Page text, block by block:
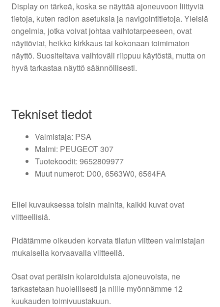
Display on tärkeä, koska se näyttää ajoneuvoon liittyviä
tietoja, kuten radion asetuksia ja navigointitietoja. Yleisiä
ongelmia, jotka voivat johtaa vaihtotarpeeseen, ovat
näyttöviat, heikko kirkkaus tai kokonaan toimimaton
näyttö. Suositeltava vaihtoväli riippuu käytöstä, mutta on
hyvä tarkastaa näyttö säännöllisesti.
Tekniset tiedot
Valmistaja: PSA
Malmi: PEUGEOT 307
Tuotekoodit: 9652809977
Muut numerot: D00, 6563W0, 6564FA
Ellei kuvauksessa toisin mainita, kaikki kuvat ovat
viitteellisiä.
Pidätämme oikeuden korvata tilatun viitteen valmistajan
mukaisella korvaavalla viitteellä.
Osat ovat peräisin kolaroiduista ajoneuvoista, ne
tarkastetaan huolellisesti ja niille myönnämme 12
kuukauden toimivuustakuun.